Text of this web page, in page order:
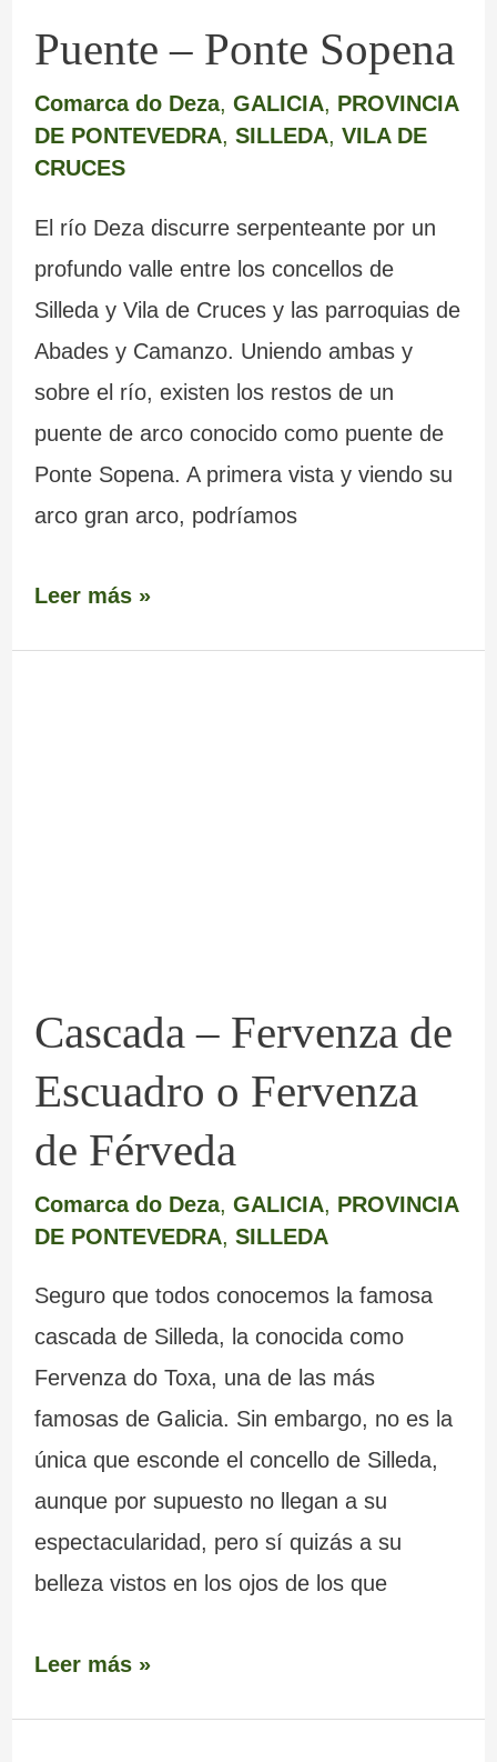
Puente – Ponte Sopena
Comarca do Deza, GALICIA, PROVINCIA
DE PONTEVEDRA, SILLEDA, VILA DE
CRUCES
El río Deza discurre serpenteante por un
profundo valle entre los concellos de
Silleda y Vila de Cruces y las parroquias de
Abades y Camanzo. Uniendo ambas y
sobre el río, existen los restos de un
puente de arco conocido como puente de
Ponte Sopena. A primera vista y viendo su
arco gran arco, podríamos
Leer más »
Cascada – Fervenza de
Escuadro o Fervenza
de Férveda
Comarca do Deza, GALICIA, PROVINCIA
DE PONTEVEDRA, SILLEDA
Seguro que todos conocemos la famosa
cascada de Silleda, la conocida como
Fervenza do Toxa, una de las más
famosas de Galicia. Sin embargo, no es la
única que esconde el concello de Silleda,
aunque por supuesto no llegan a su
espectacularidad, pero sí quizás a su
belleza vistos en los ojos de los que
Férveda
Leer más »